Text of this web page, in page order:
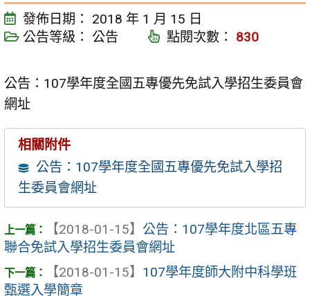
發佈日期：
2018 年 1 月 15 日
公告等級：
公告 點閱次數： 830
公告：107學年度全國五專優先免試入學招生委員會
網址
相關附件
公告：107學年度全國五專優先免試入學招
生委員會網址
【2018-01-15】 公告：107學年度北區五專
聯合免試入學招生委員會網址
【2018-01-15】 107學年度師大附中科學班
甄選入學簡章